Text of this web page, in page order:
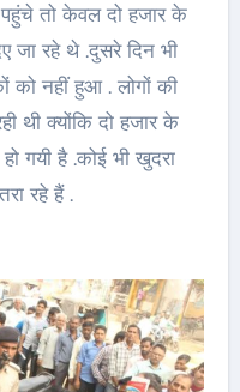
तो केवल दो हजार के
जा रहे थे .दुसरे दिन भी
को नहीं हुआ . लोगों की
थी क्योंकि दो हजार के
गयी है .कोई भी खुदरा
रहे हैं .